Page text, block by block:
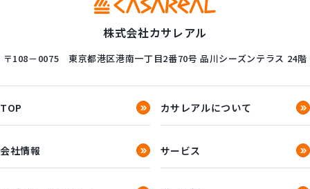
株式会社カサレアル
〒108－0075 東京都港区港南一丁目2番70号 品川シーズンテラス 24階
TOP カサレアルについて
会社情報 サービス